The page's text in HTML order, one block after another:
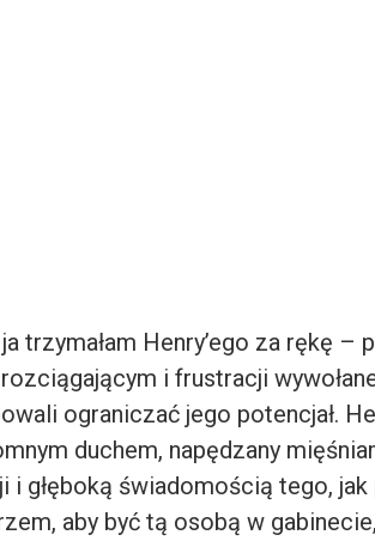
trzymałam Henry’ego za rękę –
i frustracji
ograniczać jego potencjał.
duchem, napędzany
i głęboką świadomością tego,
aby być tą osobą w